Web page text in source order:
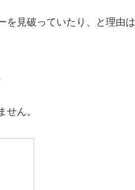
を見破っていたり、と理由は
ん。